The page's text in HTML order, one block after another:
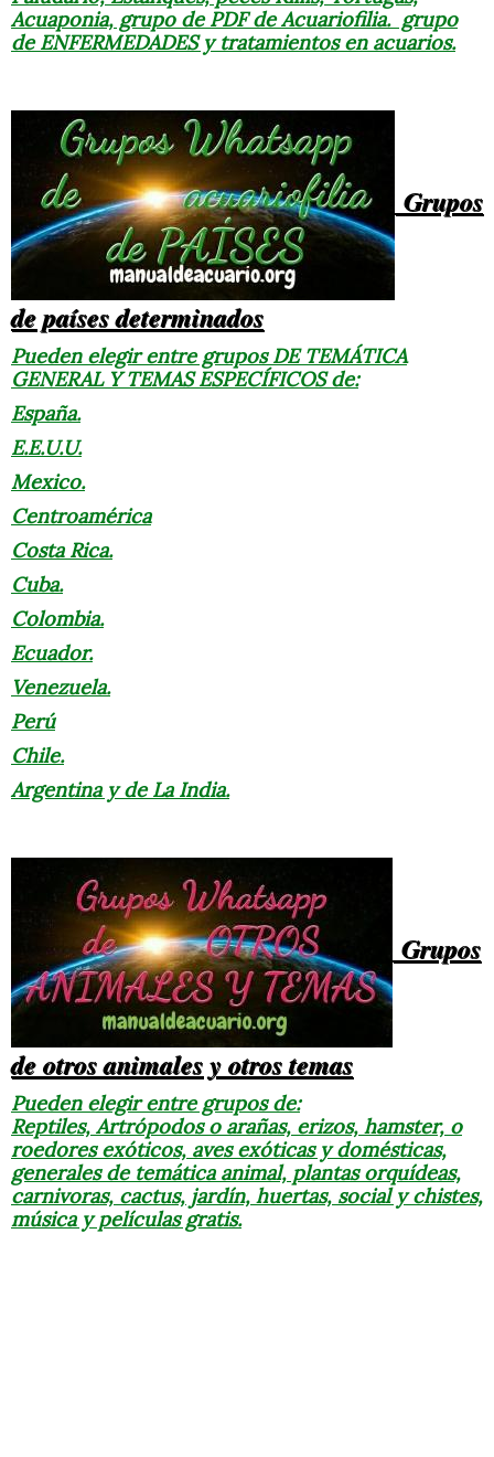
Acuaponia, grupo de PDF de Acuariofilia. grupo
de ENFERMEDADES y tratamientos en acuarios.
Grupos
de países determinados
Pueden elegir entre grupos DE TEMÁTICA
GENERAL Y TEMAS ESPECÍFICOS de:
España.
E.E.U.U.
Mexico.
Centroamérica
Costa Rica.
Cuba.
Colombia.
Ecuador.
Venezuela.
Perú
Chile.
Argentina y de La India.
Grupos
de otros animales y otros temas
Pueden elegir entre grupos de:
Reptiles, Artrópodos o arañas, erizos, hamster, o
roedores exóticos, aves exóticas y domésticas,
generales de temática animal, plantas orquídeas,
carnivoras, cactus, jardín, huertas, social y chistes,
música y películas gratis.